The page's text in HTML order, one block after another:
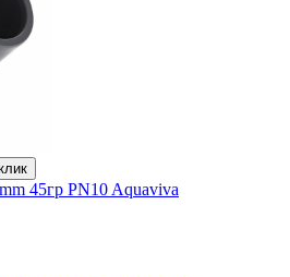
45гр PN10 Aquaviva